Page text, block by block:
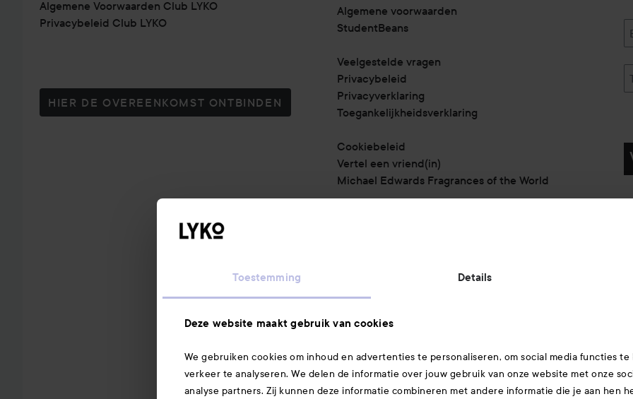
Toestemming Details
Deze website maakt gebruik van cookies
We gebruiken cookies om inhoud en advertenties te personaliseren, om social media functies
verkeer te analyseren. We delen de informatie over jouw gebruik van onze website met onze
analyse partners. Zij kunnen deze informatie combineren met andere informatie die je aan hen
Algemene Voorwaarden Club LYKO
Privacybeleid Club LYKO
HIER DE OVEREENKOMST ONTBINDEN
Algemene voorwaarden
StudentBeans
Veelgestelde vragen
Privacybeleid
Privacyverklaring
Toegankelijkheidsverklaring
Cookiebeleid
Vertel een vriend(in)
Michael Edwards Fragrances of the World
Verzendmethoden:
Gecertificeerde veiligheid: